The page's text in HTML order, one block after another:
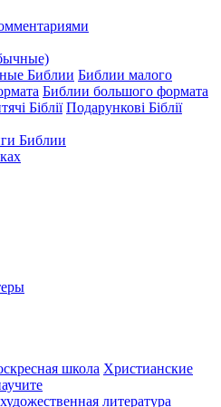
Библии Библии малого
Библии большого формата
Біблії Подарункові Біблії
Библии
школа Христианские
литература